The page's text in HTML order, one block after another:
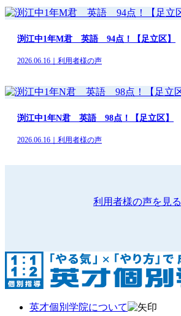
渕江中1年M君 英語 94点！【足立区】
2026.06.16｜利用者様の声
渕江中1年N君 英語 98点！【足立区】
2026.06.16｜利用者様の声
利用者様の声を見る
英才個別学院について